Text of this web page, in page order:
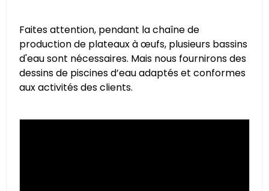
Faites attention, pendant la chaîne de
production de plateaux à œufs, plusieurs bassins
d'eau sont nécessaires. Mais nous fournirons des
dessins de piscines d’eau adaptés et conformes
aux activités des clients.